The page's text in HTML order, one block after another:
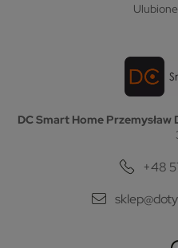
DC Smart Home Przemysław
+48